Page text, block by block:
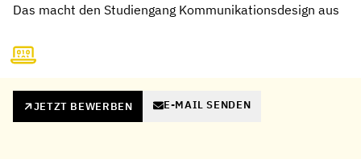
Das macht den Studiengang Kommunikationsdesign aus
JETZT BEWERBEN E-MAIL SENDEN